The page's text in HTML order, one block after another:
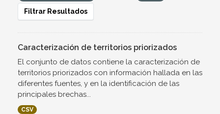
Filtrar Resultados
Caracterización de territorios priorizados
El conjunto de datos contiene la caracterización de
territorios priorizados con información hallada en las
diferentes fuentes, y en la identificación de las
principales brechas...
CSV